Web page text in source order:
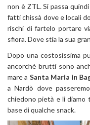
non è ZTL. Si passa
fatti chissà dove e locali
rischi di fartelo portare
sfiora. Dove stia la sua
Dopo una costosissima
ancorchè brutti sono
mare a Santa Maria in
a Nardò dove
chiedono pietà e li diamo
base di qualche snack.